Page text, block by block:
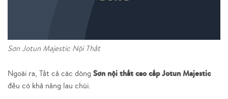
Sơn Jotun Majestic Nội Thất
Ngoài ra, Tất cả các dòng Sơn nội thất cao cấp Jotun Majestic
đều có khả năng lau chùi.